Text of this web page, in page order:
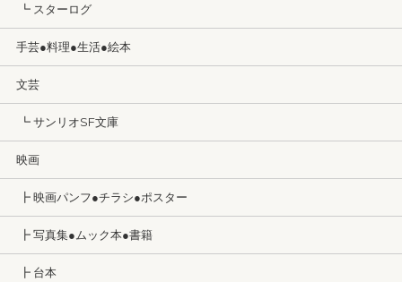
┗ スターログ
手芸●料理●生活●絵本
文芸
┗ サンリオSF文庫
映画
┣ 映画パンフ●チラシ●ポスター
┣ 写真集●ムック本●書籍
┣ 台本